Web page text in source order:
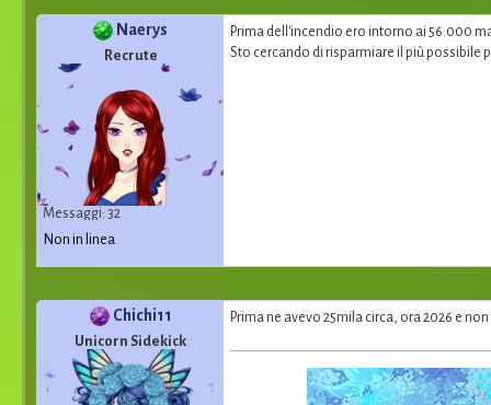
Naerys
Recrute
Messaggi: 32
Prima dell'incendio ero intorno ai 56.000
Sto cercando di risparmiare il più possibile
Non in linea
Chichi11
Unicorn Sidekick
Prima ne avevo 25mila circa, ora 2026 e